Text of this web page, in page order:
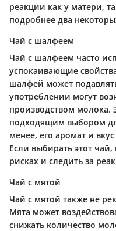
реакции как у матери,
подробнее два
Чай с шалфеем
Чай с шалфеем часто
успокаивающие
шалфей может
употреблении могут
производством молока.
подходящим выбором
менее, его аромат и
Если выбирать этот
рисках и следить за
Чай с мятой
Чай с мятой также не
Мята может
снижать количество